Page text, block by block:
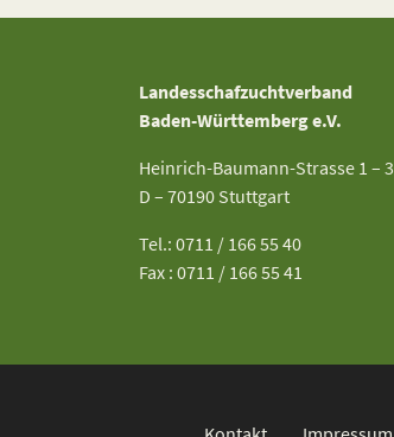
Landesschafzuchtverband
Baden-Württemberg e.V.
Heinrich-Baumann-Strasse 1 – 3
D – 70190 Stuttgart
Tel.: 0711 / 166 55 40
Fax : 0711 / 166 55 41